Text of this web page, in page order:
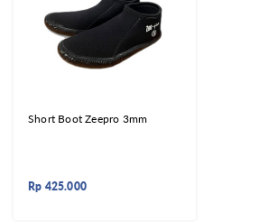
Short Boot Zeepro 3mm
Rp 425.000